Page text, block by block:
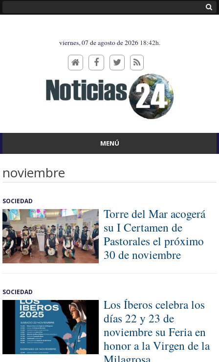
viernes, 07 de agosto de 2026 18:42h.
MENÚ
noviembre
SOCIEDAD
Torre del Mar acogerá
su I Certamen de
Pastorales el próximo
30 de noviembre
SOCIEDAD
Los Íberos celebra los
días 22 y 23 de
noviembre su Feria en
honor a la Virgen de la